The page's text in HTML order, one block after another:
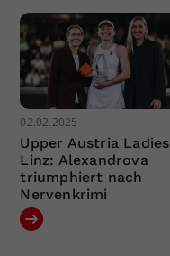
02.02.2025
Upper Austria Ladies
Linz: Alexandrova
triumphiert nach
Nervenkrimi